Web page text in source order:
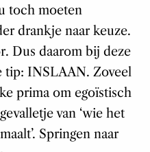
toch moeten
drankje naar keuze.
Dus daarom bij deze
tip: INSLAAN. Zoveel
prima om egoïstisch
van ‘wie het
Springen naar